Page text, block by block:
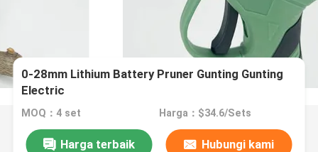
0-28mm Lithium Battery Pruner Gunting Gunting
Electric
MOQ：4 set Harga：$34.6/Sets
Harga terbaik Hubungi kami